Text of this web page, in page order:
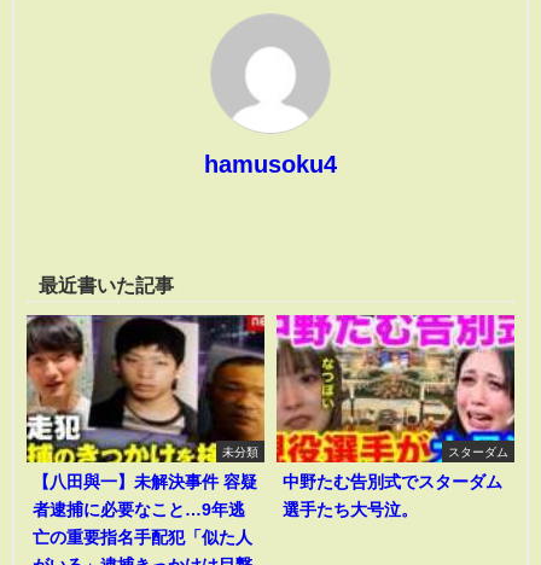
hamusoku4
最近書いた記事
未分類
【八田與一】未解決事件 容疑
者逮捕に必要なこと…9年逃
亡の重要指名手配犯「似た人
スターダム
中野たむ告別式でスターダム
選手たち大号泣。